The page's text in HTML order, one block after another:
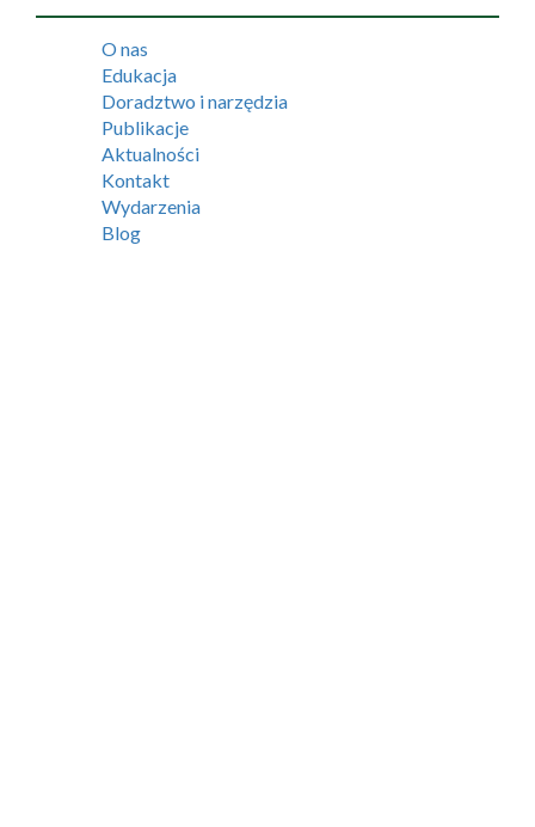
O nas
Edukacja
Doradztwo i narzędzia
Publikacje
Aktualności
Kontakt
Wydarzenia
Blog